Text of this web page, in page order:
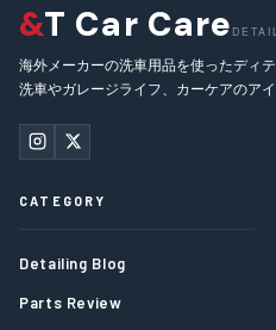
&T Car Care
海外メーカーの洗車用品を使ったディ
洗車やガレージライフ、カーケアのアイ
CATEGORY
Detailing Blog
Parts Review